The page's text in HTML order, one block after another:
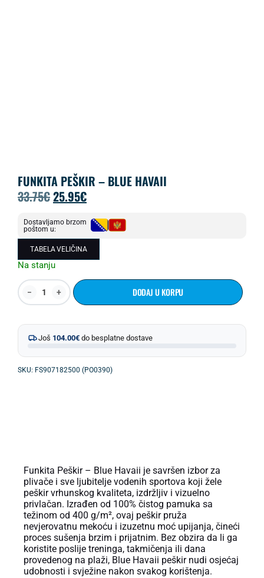
FUNKITA PEŠKIR – BLUE HAVAII
33.75€25.95€
Dostavljamo brzom
poštom u:
TABELA VELIČINA
Na stanju
DODAJ U KORPU
Još 104.00€ do besplatne dostave
SKU: FS907182500 (PO0390)
Funkita Peškir – Blue Havaii je savršen izbor za
plivače i sve ljubitelje vodenih sportova koji žele
peškir vrhunskog kvaliteta, izdržljiv i vizuelno
privlačan. Izrađen od 100% čistog pamuka sa
težinom od 400 g/m², ovaj peškir pruža
nevjerovatnu mekoću i izuzetnu moć upijanja, čineći
proces sušenja brzim i prijatnim. Bez obzira da li ga
koristite poslije treninga, takmičenja ili dana
provedenog na plaži, Blue Havaii peškir nudi osjećaj
udobnosti i svježine nakon svakog korištenja.